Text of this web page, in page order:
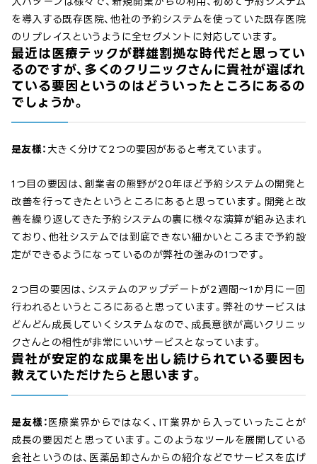
を導入する既存医院、他社の予約システムを使っていた既存医院
のリプレイスというように全セグメントに対応しています。
最近は医療テックが群雄割拠な時代だと思ってい
るのですが、多くのクリニックさんに貴社が選ばれ
ている要因というのはどういったところにあるの
でしょうか。
是友様： 大きく分けて2つの要因があると考えています。
1つ目の要因は、創業者の熊野が20年ほど予約システムの開発と
改善を行ってきたというところにあると思っています。開発と改
善を繰り返してきた予約システムの裏に様々な演算が組み込まれ
ており、他社システムでは到底できない細かいところまで予約設
定ができるようになっているのが弊社の強みの1つです。
2つ目の要因は、システムのアップデートが2週間～1か月に一回
行われるというところにあると思っています。弊社のサービスは
どんどん成長していくシステムなので、成長意欲が高いクリニッ
クさんとの相性が非常にいいサービスとなっています。
貴社が安定的な成果を出し続けられている要因も
教えていただけたらと思います。
是友様： 医療業界からではなく、IT業界から入っていったことが
成長の要因だと思っています。このようなツールを展開している
会社というのは、医薬品卸さんからの紹介などでサービスを広げ